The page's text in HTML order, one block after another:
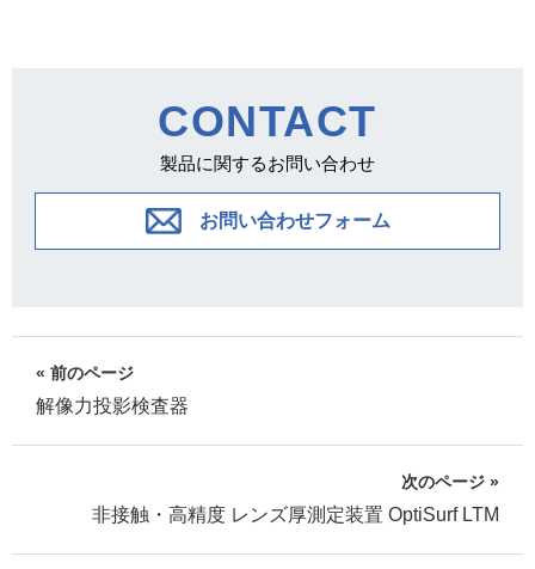
CONTACT
製品に関するお問い合わせ
お問い合わせフォーム
« 前のページ
解像力投影検査器
次のページ »
非接触・高精度 レンズ厚測定装置 OptiSurf LTM